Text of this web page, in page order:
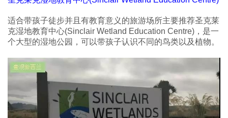
适合带孩子徒步并且有教育意义的旅游场所主要推荐圣克莱
克湿地教育中心(Sinclair Wetland Education Centre)，是一
个大型的湿地公园，可以带孩子认识不同的鸟类以及植物。